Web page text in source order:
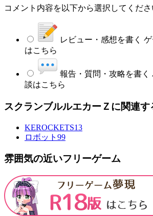
コメント内容を以下から選択してくださ
レビュー・感想を書く
はこちら
報告・質問・攻略を書く
談はこちら
スクランブルルエカーＺに関連す
KEROCKETS13
ロボット 99
雰囲気の近いフリーゲーム